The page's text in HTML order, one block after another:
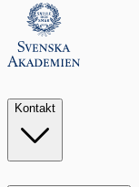
Kontakt